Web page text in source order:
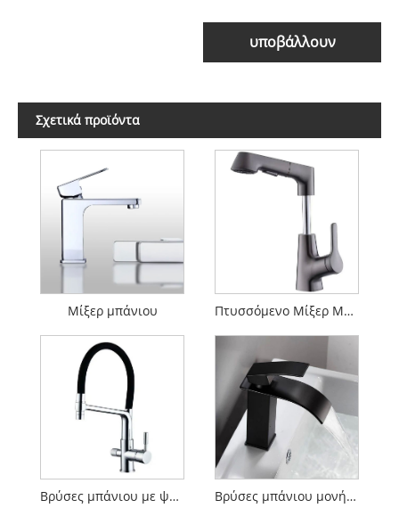
υποβάλλουν
Σχετικά προϊόντα
Μίξερ μπάνιου Πτυσσόμενο Μίξερ Μπάνιου
Βρύσες μπάνιου με ψεκαστήρα Βρύσες μπάνιου μονής λαβής